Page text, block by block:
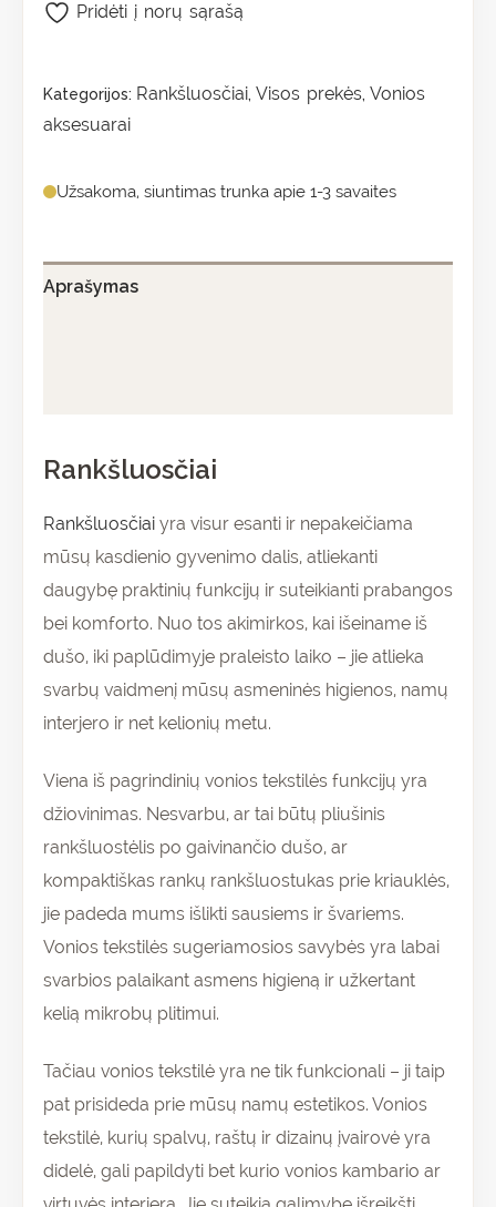
Kategorijos: Rankšluosčiai, Visos prekės, Vonios
aksesuarai
Užsakoma, siuntimas trunka apie 1-3 savaites
Pridėti į norų sąrašą
Aprašymas
Rankšluosčiai
Rankšluosčiai yra visur esanti ir nepakeičiama
mūsų kasdienio gyvenimo dalis, atliekanti
daugybę praktinių funkcijų ir suteikianti prabangos
bei komforto. Nuo tos akimirkos, kai išeiname iš
dušo, iki paplūdimyje praleisto laiko – jie atlieka
svarbų vaidmenį mūsų asmeninės higienos, namų
interjero ir net kelionių metu.
Viena iš pagrindinių vonios tekstilės funkcijų yra
džiovinimas. Nesvarbu, ar tai būtų pliušinis
rankšluostėlis po gaivinančio dušo, ar
kompaktiškas rankų rankšluostukas prie kriauklės,
jie padeda mums išlikti sausiems ir švariems.
Vonios tekstilės sugeriamosios savybės yra labai
svarbios palaikant asmens higieną ir užkertant
kelią mikrobų plitimui.
Tačiau vonios tekstilė yra ne tik funkcionali – ji taip
pat prisideda prie mūsų namų estetikos. Vonios
tekstilė, kurių spalvų, raštų ir dizainų įvairovė yra
didelė, gali papildyti bet kurio vonios kambario ar